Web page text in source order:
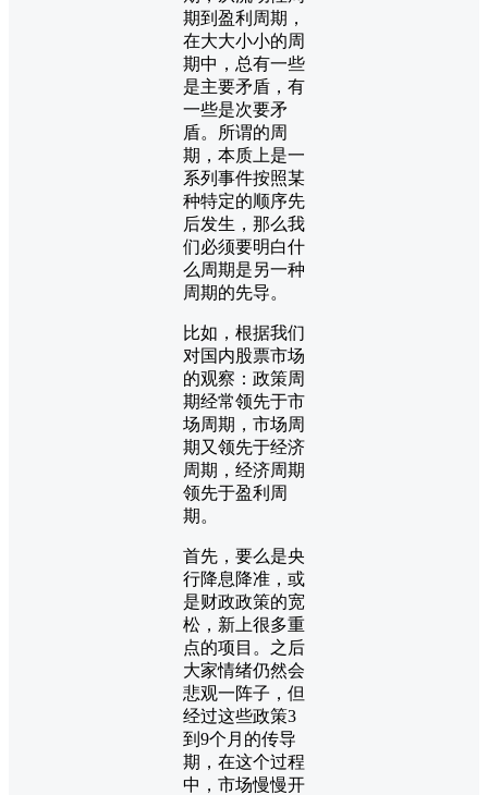
期到盈利周期，
在大大小小的周
期中，总有一些
是主要矛盾，有
一些是次要矛
盾。所谓的周
期，本质上是一
系列事件按照某
种特定的顺序先
后发生，那么我
们必须要明白什
么周期是另一种
周期的先导。
比如，根据我们
对国内股票市场
的观察：政策周
期经常领先于市
场周期，市场周
期又领先于经济
周期，经济周期
领先于盈利周
期。
首先，要么是央
行降息降准，或
是财政政策的宽
松，新上很多重
点的项目。之后
大家情绪仍然会
悲观一阵子，但
经过这些政策3
到9个月的传导
期，在这个过程
中，市场慢慢开